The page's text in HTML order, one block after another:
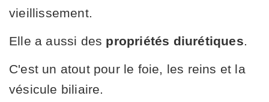
vieillissement.
Elle a aussi des propriétés diurétiques.
C'est un atout pour le foie, les reins et la
vésicule biliaire.